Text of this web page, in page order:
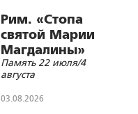
Христа
Рим. «Стопа
святой Марии
Магдалины»
Память 22 июля/4
августа
03.08.2026